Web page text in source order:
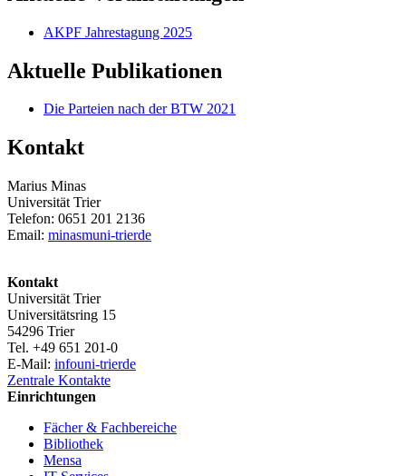
AKPF Jahrestagung 2025
Aktuelle Publikationen
Die Parteien nach der BTW 2021
Kontakt
Marius Minas
Universität Trier
Telefon: 0651 201 2136
Email: minasmuni-trierde
Kontakt
Universität Trier
Universitätsring 15
54296 Trier
Tel. +49 651 201-0
E-Mail: infouni-trierde
Zentrale Kontakte
Einrichtungen
Fächer & Fachbereiche
Bibliothek
Mensa